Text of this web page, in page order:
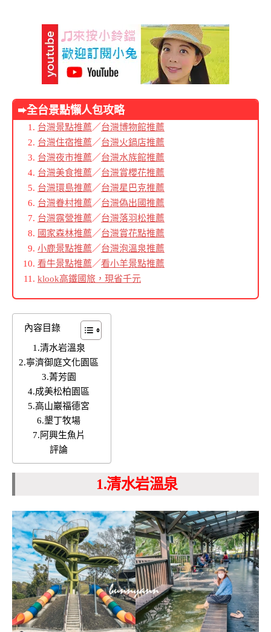
➨全台景點懶人包攻略
台灣景點推薦／台灣博物館推薦
台灣住宿推薦／台灣火鍋店推薦
台灣夜市推薦／台灣水族館推薦
台灣美食推薦／台灣賞櫻花推薦
台灣環島推薦／台灣星巴克推薦
台灣眷村推薦／台灣偽出國推薦
台灣露營推薦／台灣落羽松推薦
國家森林推薦／台灣賞花點推薦
小鹿景點推薦／台灣泡溫泉推薦
看牛景點推薦／看小羊景點推薦
klook高鐵國旅，現省千元
內容目錄
1.清水岩溫泉
2.寧濟御庭文化園區
3.菁芳園
4.成美松柏園區
5.高山巖福德宮
6.墾丁牧場
7.阿興生魚片
評論
1.清水岩溫泉